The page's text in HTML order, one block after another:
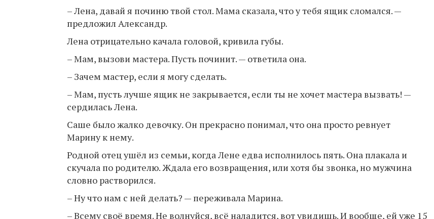
– Лена, давай я починю твой стол. Мама сказала, что у тебя ящик сломался. —
предложил Александр.
Лена отрицательно качала головой, кривила губы.
– Мам, вызови мастера. Пусть починит. — ответила она.
– Зачем мастер, если я могу сделать.
– Мам, пусть лучше ящик не закрывается, если ты не хочет мастера вызвать! —
сердилась Лена.
Саше было жалко девочку. Он прекрасно понимал, что она просто ревнует
Марину к нему.
Родной отец ушёл из семьи, когда Лене едва исполнилось пять. Она плакала и
скучала по родителю. Ждала его возвращения, или хотя бы звонка, но мужчина
словно растворился.
– Ну что нам с ней делать? — переживала Марина.
– Всему своё время. Не волнуйся, всё наладится, вот увидишь. И вообще, ей уже 15